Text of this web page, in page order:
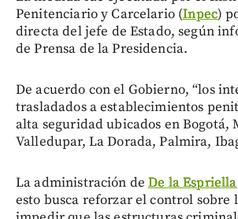
Penitenciario y Carcelario (Inpec)
directa del jefe de Estado, según
de Prensa de la Presidencia.
De acuerdo con el Gobierno, “los
trasladados a establecimientos
alta seguridad ubicados en Bogotá,
Valledupar, La Dorada, Palmira,
La administración deDe la Espriella
esto busca reforzar el control sobre